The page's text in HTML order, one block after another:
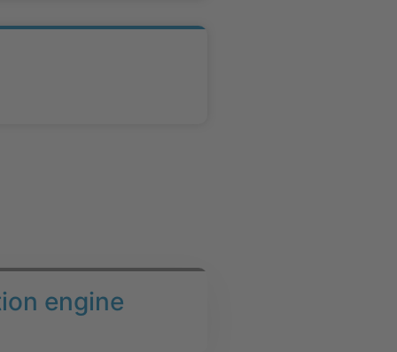
engine